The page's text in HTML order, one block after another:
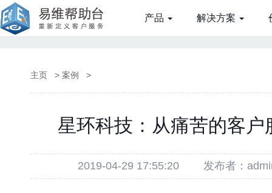
产品 解决方案
主页 > 案例 >
星环科技：从痛苦的客户
2019-04-29 17:55:20 发布者：